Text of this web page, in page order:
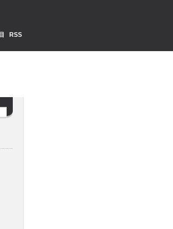
RSS
may fix this problem.